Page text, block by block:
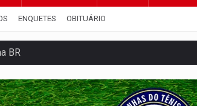
ENQUETES OBITUÁRIO
BR
fumo